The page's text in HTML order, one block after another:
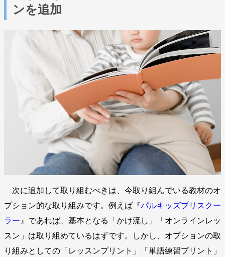
ンを追加
次に追加して取り組むべきは、今取り組んでいる教材のオ
プション的な取り組みです。例えば『パルキッズプリスクー
ラー 』であれば、基本となる「かけ流し」「オンラインレッ
スン」は取り組めているはずです。しかし、オプションの取
り組みとしての「レッスンプリント」「単語練習プリント」